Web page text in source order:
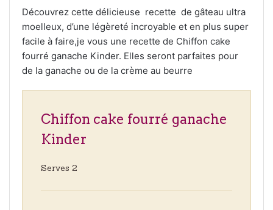
Découvrez cette délicieuse recette de gâteau ultra
moelleux, d’une légèreté incroyable et en plus super
facile à faire,je vous une recette de Chiffon cake
fourré ganache Kinder. Elles seront parfaites pour
de la ganache ou de la crème au beurre
Chiffon cake fourré ganache
Kinder
Serves 2